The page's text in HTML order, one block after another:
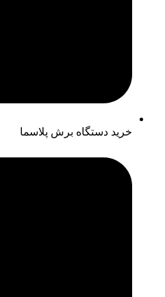
خرید دستگاه برش پلاسما